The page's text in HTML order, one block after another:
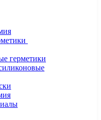
герметики